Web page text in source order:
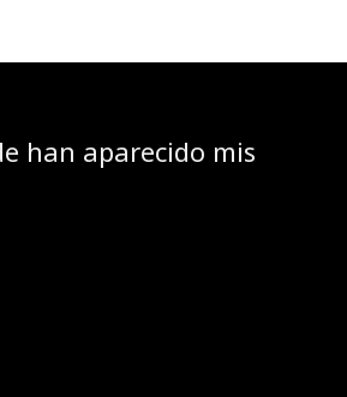
han aparecido mis